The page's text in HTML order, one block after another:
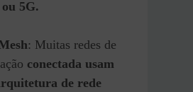
5G.
: Muitas redes de
conectada usam
de rede